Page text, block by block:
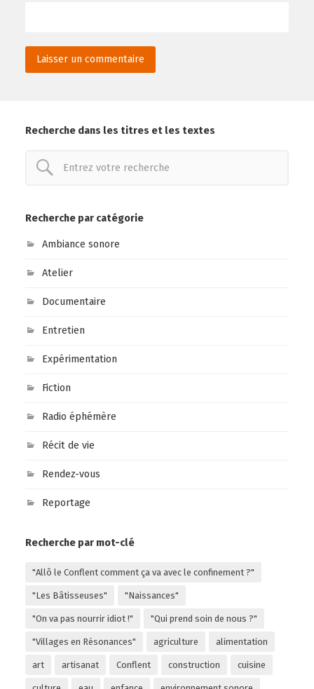
Recherche dans les titres et les textes
Recherche par catégorie
Ambiance sonore
Atelier
Documentaire
Entretien
Expérimentation
Fiction
Radio éphémère
Récit de vie
Rendez-vous
Reportage
Recherche par mot-clé
"Allô le Conflent comment ça va avec le confinement ?"
"Les Bâtisseuses" "Naissances"
"On va pas nourrir idiot !" "Qui prend soin de nous ?"
"Villages en Résonances" agriculture alimentation
art artisanat Conflent construction cuisine